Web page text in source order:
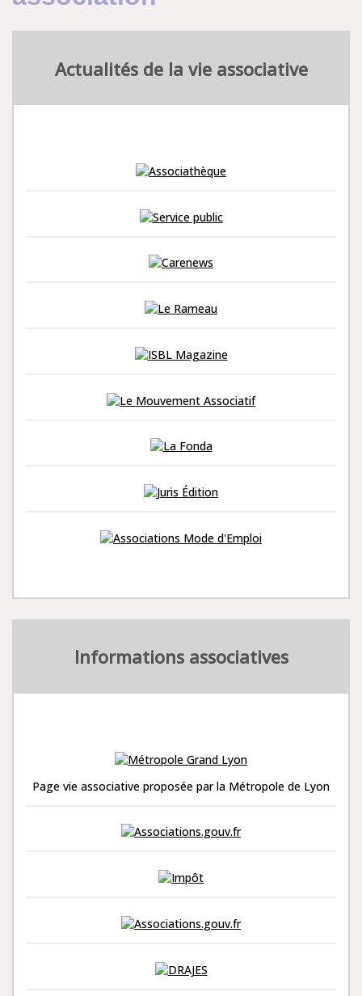
Actualités de la vie associative
Informations associatives
Page vie associative proposée par la Métropole de Lyon